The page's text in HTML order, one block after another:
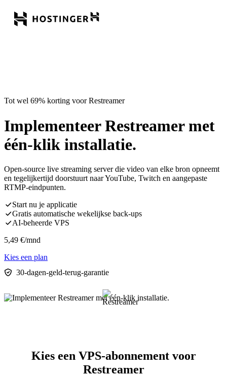
Tot wel 69% korting voor Restreamer
Implementeer Restreamer met
één-klik installatie.
Open-source live streaming server die video van elke bron opneemt
en tegelijkertijd doorstuurt naar YouTube, Twitch en aangepaste
RTMP-eindpunten.
Start nu je applicatie
Gratis automatische wekelijkse back-ups
AI-beheerde VPS
5,49 €/mnd
Kies een plan
30-dagen-geld-terug-garantie
Kies een VPS-abonnement voor
Restreamer